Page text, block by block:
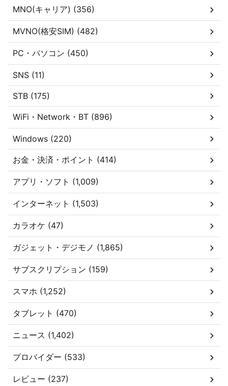
MNO(キャリア) (356)
MVNO(格安SIM) (482)
PC・パソコン (450)
SNS (11)
STB (175)
WiFi・Network・BT (896)
Windows (220)
お金・決済・ポイント (414)
アプリ・ソフト (1,009)
インターネット (1,503)
カラオケ (47)
ガジェット・デジモノ (1,865)
サブスクリプション (159)
スマホ (1,252)
タブレット (470)
ニュース (1,402)
プロバイダー (533)
レビュー (237)